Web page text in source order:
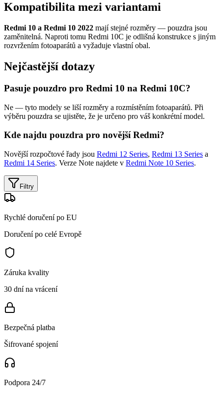
Kompatibilita mezi variantami
Redmi 10 a Redmi 10 2022 mají stejné rozměry — pouzdra jsou
zaměnitelná. Naproti tomu Redmi 10C je odlišná konstrukce s jiným
rozvržením fotoaparátů a vyžaduje vlastní obal.
Nejčastější dotazy
Pasuje pouzdro pro Redmi 10 na Redmi 10C?
Ne — tyto modely se liší rozměry a rozmístěním fotoaparátů. Při
výběru pouzdra se ujistěte, že je určeno pro váš konkrétní model.
Kde najdu pouzdra pro novější Redmi?
Novější rozpočtové řady jsou Redmi 12 Series, Redmi 13 Series a
Redmi 14 Series. Verze Note najdete v Redmi Note 10 Series.
Filtry
Rychlé doručení po EU
Doručení po celé Evropě
Záruka kvality
30 dní na vrácení
Bezpečná platba
Šifrované spojení
Podpora 24/7